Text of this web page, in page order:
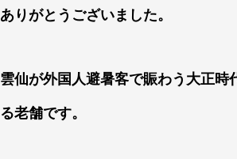
ありがとうございました。
雲仙が外国人避暑客で賑わう大正時
る老舗です。